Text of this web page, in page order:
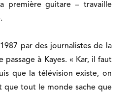
première guitare – travaille
par des journalistes de la
passage à Kayes. « Kar, il faut
que la télévision existe, on
que tout le monde sache que